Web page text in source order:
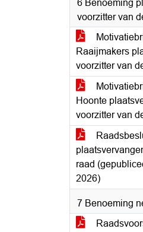
6 Benoeming
voorzitter van
Raaijmakers
voorzitter van
Hoonte
voorzitter van
raad
2026)
7 Benoeming